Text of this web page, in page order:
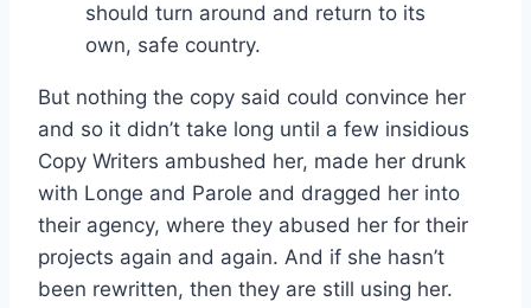
should turn around and return to its
own, safe country.
But nothing the copy said could convince her
and so it didn’t take long until a few insidious
Copy Writers ambushed her, made her drunk
with Longe and Parole and dragged her into
their agency, where they abused her for their
projects again and again. And if she hasn’t
been rewritten, then they are still using her.